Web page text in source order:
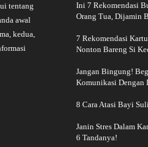
tentang
awal
kedua,
Ini 7 Rekomendasi
Orang Tua, Dijamin
7 Rekomendasi
Nonton Bareng Si
Jangan Bingung!
Komunikasi Dengan
8 Cara Atasi Bayi
Janin Stres Dalam
6 Tandanya!